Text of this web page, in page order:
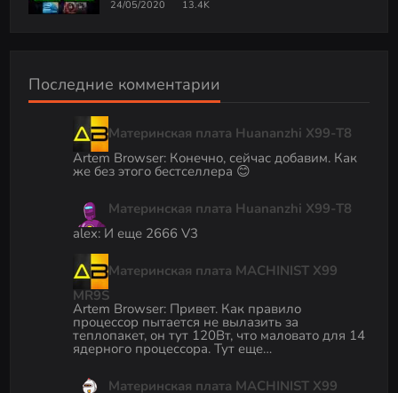
24/05/2020 13.4K
Последние комментарии
Материнская плата Huananzhi X99-T8
Artem Browser: Конечно, сейчас добавим. Как
же без этого бестселлера 😊
Материнская плата Huananzhi X99-T8
alex: И еще 2666 V3
Материнская плата MACHINIST X99
MR9S
Artem Browser: Привет. Как правило
процессор пытается не вылазить за
теплопакет, он тут 120Вт, что маловато для 14
ядерного процессора. Тут еще…
Материнская плата MACHINIST X99